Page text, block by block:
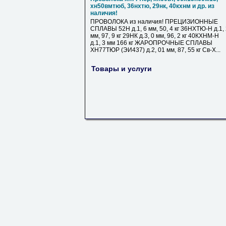
хн50вмтюб, 36нхтю, 29нк, 40кхнм и др. из
наличия!
ПРОВОЛОКА из наличия! ПРЕЦИЗИОННЫЕ
СПЛАВЫ 52Н д.1, 6 мм, 50, 4 кг 36НХТЮ-Н д.1,
мм, 97, 9 кг 29НК д.3, 0 мм, 96, 2 кг 40КХНМ-Н
д.1, 3 мм 166 кг ЖАРОПРОЧНЫЕ СПЛАВЫ
ХН77ТЮР (ЭИ437) д.2, 01 мм, 87, 55 кг Св-Х...
Товары и услуги